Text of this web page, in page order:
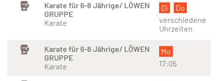
Karate für 6-8 Jährige/ LÖWEN
GRUPPE
Karate
Di
Do
verschiedene
Uhrzeiten
Karate für 6-8 Jährige/ LÖWEN
GRUPPE
Karate
Mo
17:05